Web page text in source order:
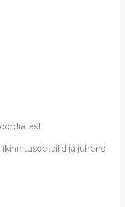
ja juhend